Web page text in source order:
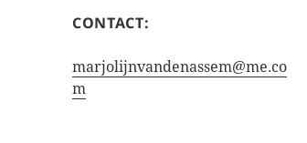
CONTACT:
marjolijnvandenassem@me.co
m